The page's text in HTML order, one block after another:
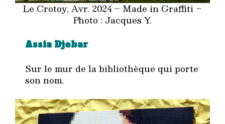
Le Crotoy, Avr. 2024 – Made in Graffiti –
Photo : Jacques Y.
Assia Djebar
Sur le mur de la bibliothèque qui porte
son nom.